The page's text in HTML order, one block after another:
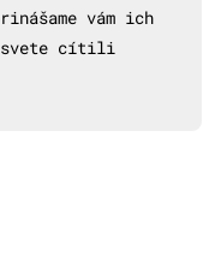
vám ich
svete cítili